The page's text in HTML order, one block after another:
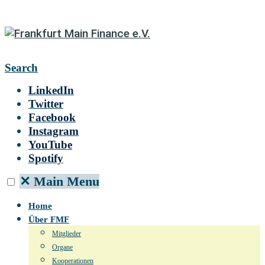
Search
LinkedIn
Twitter
Facebook
Instagram
YouTube
Spotify
✕ Main Menu
Home
Über FMF
Mitglieder
Organe
Kooperationen